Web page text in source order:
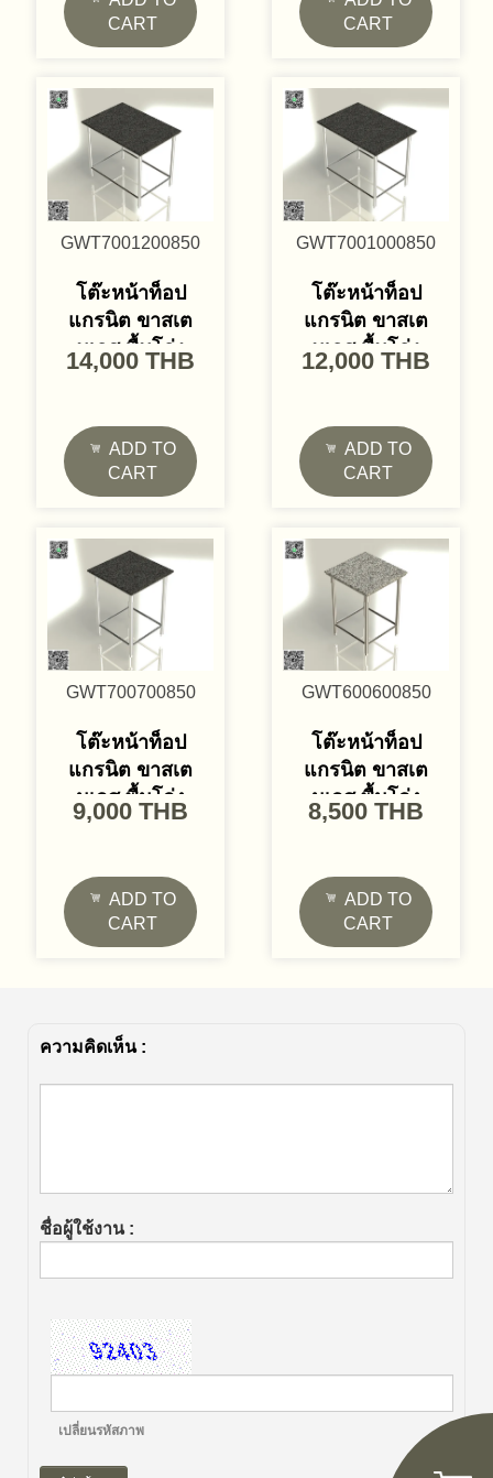
CART
CART
GWT7001200850
โต๊ะหน้าท็อป
แกรนิต ขาสเต
นเลส พื้นโล่ง
14,000 THB
ADD TO
CART
GWT7001000850
โต๊ะหน้าท็อป
แกรนิต ขาสเต
นเลส พื้นโล่ง
12,000 THB
ADD TO
CART
GWT700700850
โต๊ะหน้าท็อป
แกรนิต ขาสเต
นเลส พื้นโล่ง
9,000 THB
ADD TO
CART
GWT600600850
โต๊ะหน้าท็อป
แกรนิต ขาสเต
นเลส พื้นโล่ง
8,500 THB
ADD TO
CART
ความคิดเห็น :
ชื่อผู้ใช้งาน :
เปลี่ยนรหัสภาพ